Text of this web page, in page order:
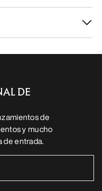
DE
de
y mucho
de entrada.